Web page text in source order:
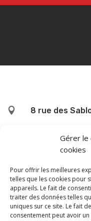
Gérer le
cookies
Pour offrir les meilleures
telles que les cookies pour
appareils. Le fait de
traiter des données telles
uniques sur ce site. Le fait
consentement peut avoir
 8 rue des
01 34 42 72 32
Accueil au public
Mardi 10h – 12h
Jeudi 14h – 16h